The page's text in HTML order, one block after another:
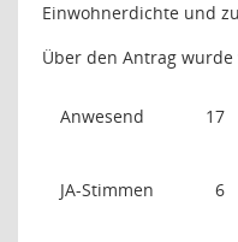
Einwohnerdichte und
Über den Antrag
Anwesend 17
JA-Stimmen 6